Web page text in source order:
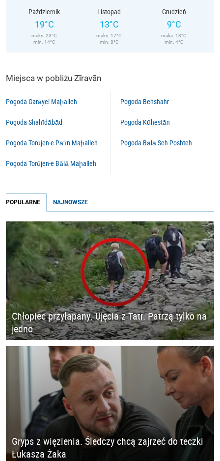
Październik
19°C
maks. 23°C
min. 14°C
Listopad
13°C
maks. 17°C
min. 8°C
Grudzień
9°C
maks. 13°C
min. 4°C
Miejsca w pobliżu Zīravān
Pogoda Garāyel Maḩalleh
Pogoda Shahīdābād
Pogoda Torūjen-e Pā’īn Maḩalleh
Pogoda Torūjen-e Bālā Maḩalleh
Pogoda Behshahr
Pogoda Kūhestān
Pogoda Bālā Seh Poshteh
POPULARNE NAJNOWSZE
Chłopiec przyłapany. Ujęcia z Tatr. Patrzą tylko na
jedno
Gryps z więzienia. Śledczy chcą zajrzeć do teczki
Łukasza Żaka